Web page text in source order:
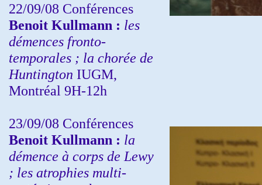
22/09/08 Conférences
Benoit Kullmann : les
démences fronto-
temporales ; la chorée de
Huntington IUGM,
Montréal 9H-12h
23/09/08 Conférences
Benoit Kullmann : la
démence à corps de Lewy
; les atrophies multi-